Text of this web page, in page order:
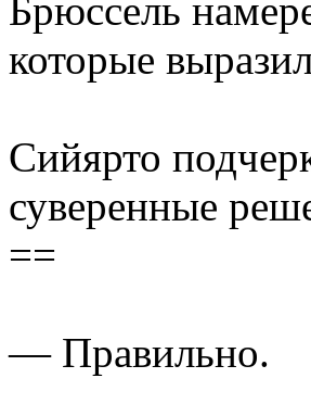
Брюссель
которые
Сийярто
суверенные
==
— Правильно.